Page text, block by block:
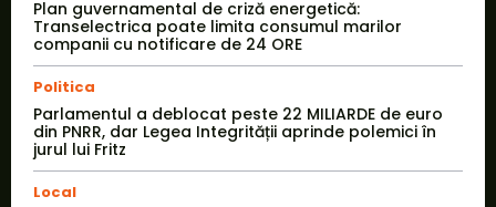
Plan guvernamental de criză energetică:
Transelectrica poate limita consumul marilor
companii cu notificare de 24 ORE
Politica
Parlamentul a deblocat peste 22 MILIARDE de euro
din PNRR, dar Legea Integrității aprinde polemici în
jurul lui Fritz
Local